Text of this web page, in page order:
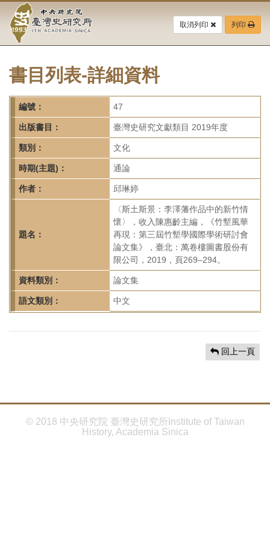
要
中
央
研
究
院-
臺
灣
史
研
究
首
頁
取消列印 列印
書目列表-詳細資料
編號： 47
出版書目： 臺灣史研究文獻類目 2019年度
類別： 文化
時期(主題)： 通論
作者： 邱琳婷
題名：
〈斯土斯景：李澤藩作品中的新竹情
懷〉，收入陳惠齡主編，《竹塹風華
再現：第三屆竹塹學國際學術研討會
論文集》，臺北：萬卷樓圖書股份有
限公司，2019，頁269–294。
資料類別： 論文集
語文類別： 中文
回上一頁
© 2018 中央研究院 臺灣史研究所Institute of Taiwan
History, Academia Sinica